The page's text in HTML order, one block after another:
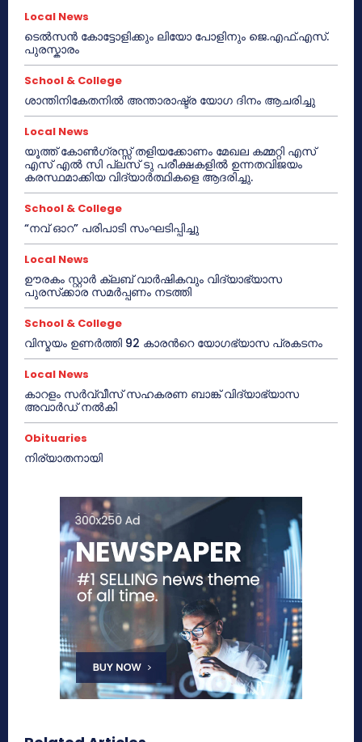
Local News
ടെൽസൻ കോട്ടോളിക്കും ലിയോ പോളിനും ജെ.എഫ്.എസ്.
പുരസ്കാരം
School & College
ശാന്തിനികേതനിൽ അന്താരാഷ്ട്ര യോഗ ദിനം ആചരിച്ചു
Local News
യൂത്ത് കോൺഗ്രസ്സ് തളിയക്കോണം മേഖല കമ്മറ്റി എസ്
എസ് എൽ സി പ്ലസ് ടു പരീക്ഷകളിൽ ഉന്നതവിജയം
കരസ്ഥമാക്കിയ വിദ്യാർത്ഥികളെ ആദരിച്ചു.
School & College
“നവ് ഓറ” പരിപാടി സംഘടിപ്പിച്ചു
Local News
ഊരകം സ്റ്റാർ ക്ലബ് വാർഷികവും വിദ്യാഭ്യാസ
പുരസ്‌ക്കാര സമർപ്പണം നടത്തി
School & College
വിസ്മയം ഉണർത്തി 92 കാരൻറെ യോഗഭ്യാസ പ്രകടനം
Local News
കാറളം സർവ്വീസ് സഹകരണ ബാങ്ക് വിദ്യാഭ്യാസ
അവാർഡ് നൽകി
Obituaries
നിര്യാതനായി